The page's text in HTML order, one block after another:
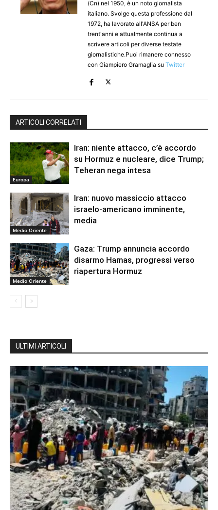
(Cn) nel 1950, è un noto giornalista
italiano. Svolge questa professione dal
1972, ha lavorato all'ANSA per ben
trent'anni e attualmente continua a
scrivere articoli per diverse testate
giornalistiche.Puoi rimanere connesso
con Giampiero Gramaglia su Twitter
ARTICOLI CORRELATI
Europa
Iran: niente attacco, c’è accordo
su Hormuz e nucleare, dice Trump;
Teheran nega intesa
Medio Oriente
Iran: nuovo massiccio attacco
israelo-americano imminente,
media
Medio Oriente
Gaza: Trump annuncia accordo
disarmo Hamas, progressi verso
riapertura Hormuz
ULTIMI ARTICOLI